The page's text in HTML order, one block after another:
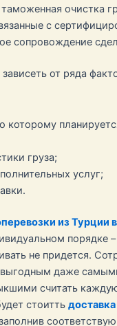
очистка
с
сопровождение
от ряда
которому
груза;
услуг;
из Турции
порядке
не придется.
выгодным даже
считать
стоитть